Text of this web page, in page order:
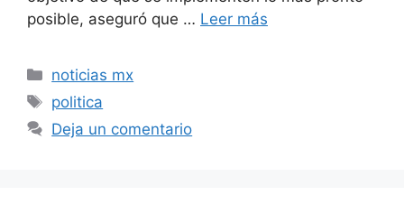
posible, aseguró que … Leer más
Categorías
noticias mx
Etiquetas
politica
Deja un comentario